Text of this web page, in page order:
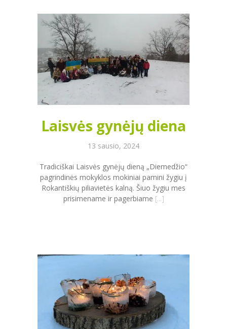
Laisvės gynėjų diena
13 sausio, 2024
Tradiciškai Laisvės gynėjų dieną „Diemedžio“
pagrindinės mokyklos mokiniai pamini žygiu į
Rokantiškių piliavietės kalną. Šiuo žygiu mes
prisimename ir pagerbiame [...]